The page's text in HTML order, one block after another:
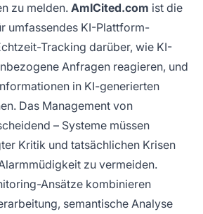
zu melden. AmICited.com ist die
umfassendes KI-Plattform-
Tracking darüber, wie KI-
Anfragen reagieren, und
in KI-generierten
Das Management von
– Systeme müssen
Kritik und tatsächlichen Krisen
zu vermeiden.
Ansätze kombinieren
semantische Analyse